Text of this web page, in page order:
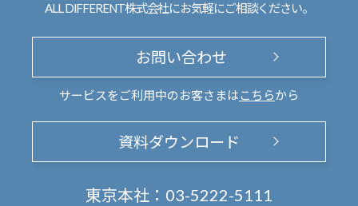
ALL DIFFERENT株式会社にお気軽にご相談ください。
お問い合わせ
サービスをご利用中のお客さまは こちらから
資料ダウンロード
東京本社： 03-5222-5111